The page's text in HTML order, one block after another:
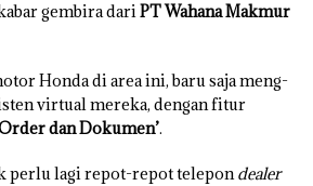
gembira dariPT Wahana Makmur
Honda di area ini, baru saja meng-
virtual mereka, dengan fitur
dan Dokumen’.
perlu lagi repot-repot telepondealer